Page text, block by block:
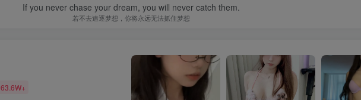
If you never chase your dream, you will never catch them.
若不去追逐梦想，你将永远无法抓住梦想
63.6W+